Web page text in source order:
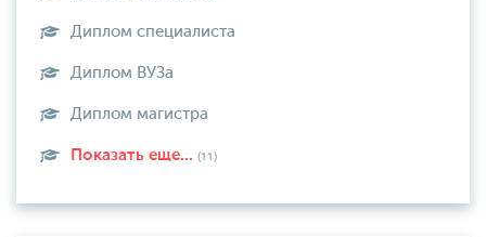
Диплом специалиста
Диплом ВУЗа
Диплом магистра
Показать еще... (11)